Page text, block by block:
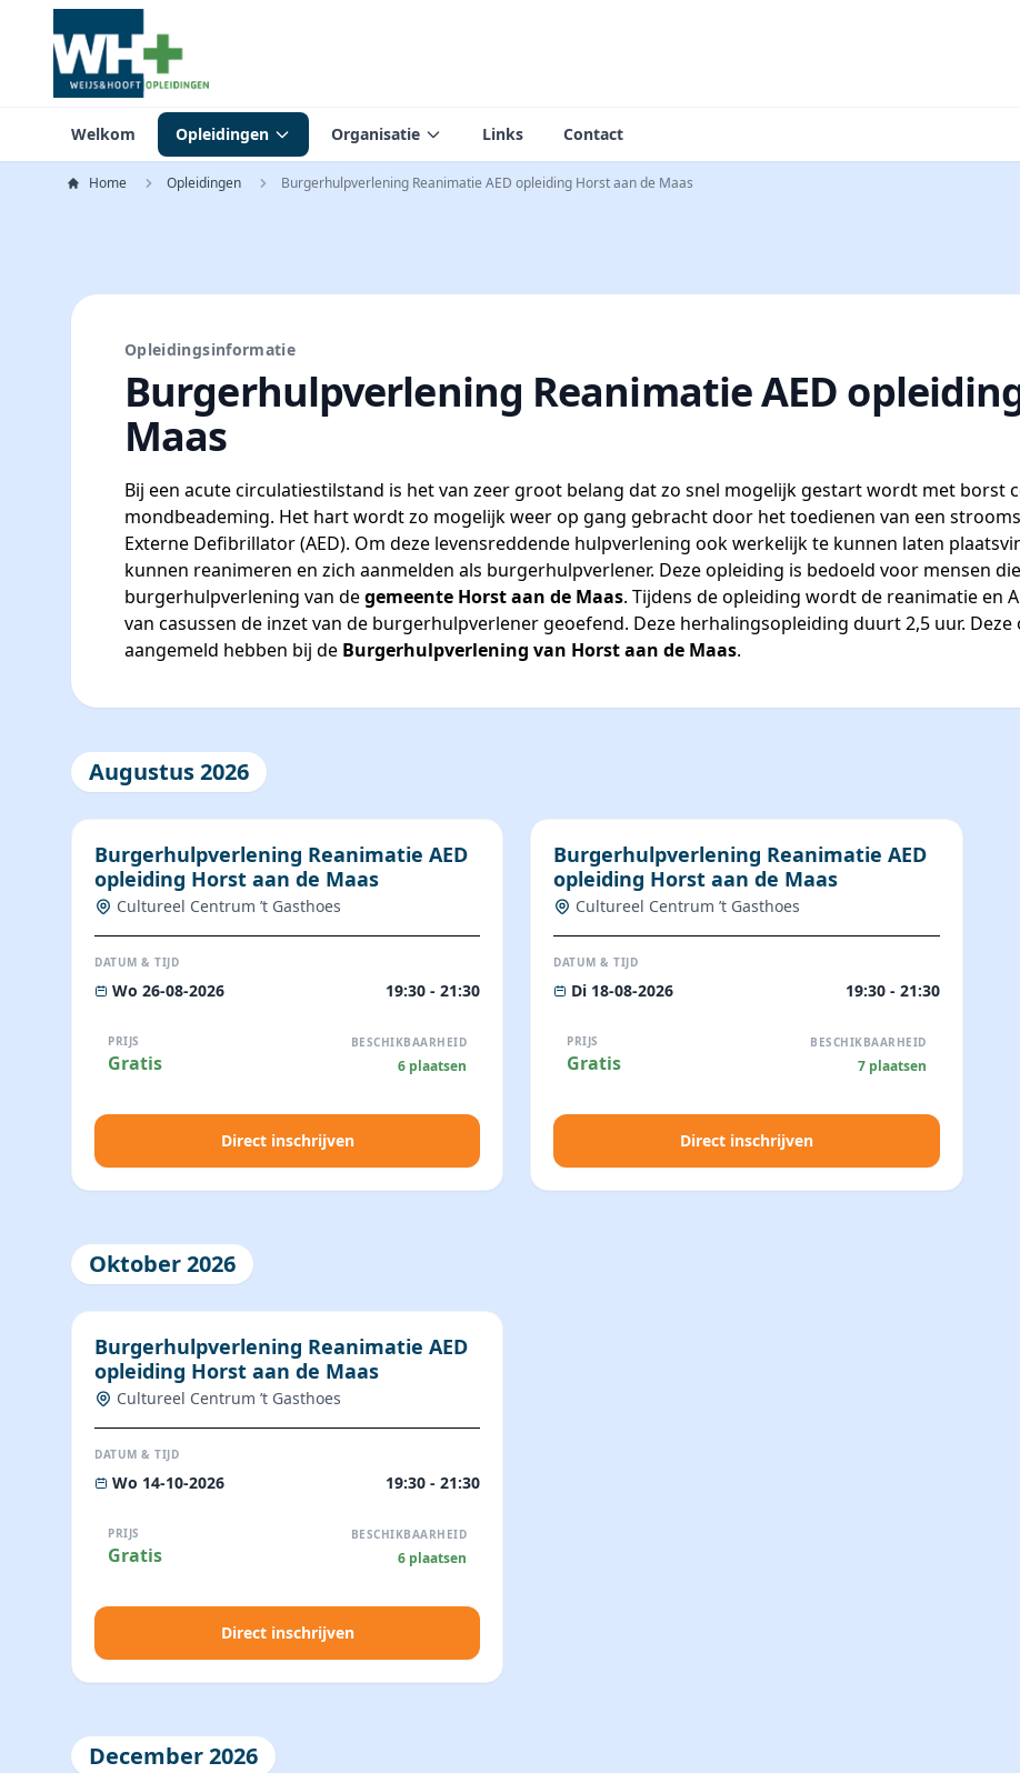
Welkom Opleidingen Organisatie Links Contact
Home Opleidingen Burgerhulpverlening Reanimatie AED opleiding Horst aan de Maas
Opleidingsinformatie
Burgerhulpverlening Reanimatie AED
Maas
Bij een acute circulatiestilstand is het van zeer groot belang dat zo snel mogelijk gestart wordt met borst
mondbeademing. Het hart wordt zo mogelijk weer op gang gebracht door het toedienen van een
Externe Defibrillator (AED). Om deze levensreddende hulpverlening ook werkelijk te kunnen laten
kunnen reanimeren en zich aanmelden als burgerhulpverlener. Deze opleiding is bedoeld voor mensen
burgerhulpverlening van degemeente Horst aan de Maas. Tijdens de opleiding wordt de reanimatie en
van casussen de inzet van de burgerhulpverlener geoefend. Deze herhalingsopleiding duurt 2,5 uur.
aangemeld hebben bij de Burgerhulpverlening van Horst aan de Maas.
Augustus 2026
Burgerhulpverlening Reanimatie AED
opleiding Horst aan de Maas
Cultureel Centrum ’t Gasthoes
DATUM & TIJD
Wo 26-08-2026 19:30 - 21:30
PRIJS
Gratis
BESCHIKBAARHEID
6 plaatsen
Direct inschrijven
Burgerhulpverlening Reanimatie AED
opleiding Horst aan de Maas
Cultureel Centrum ’t Gasthoes
DATUM & TIJD
Di 18-08-2026 19:30 - 21:30
PRIJS
Gratis
BESCHIKBAARHEID
7 plaatsen
Direct inschrijven
Oktober 2026
Burgerhulpverlening Reanimatie AED
opleiding Horst aan de Maas
Cultureel Centrum ’t Gasthoes
DATUM & TIJD
Wo 14-10-2026 19:30 - 21:30
PRIJS
Gratis
BESCHIKBAARHEID
6 plaatsen
Direct inschrijven
December 2026